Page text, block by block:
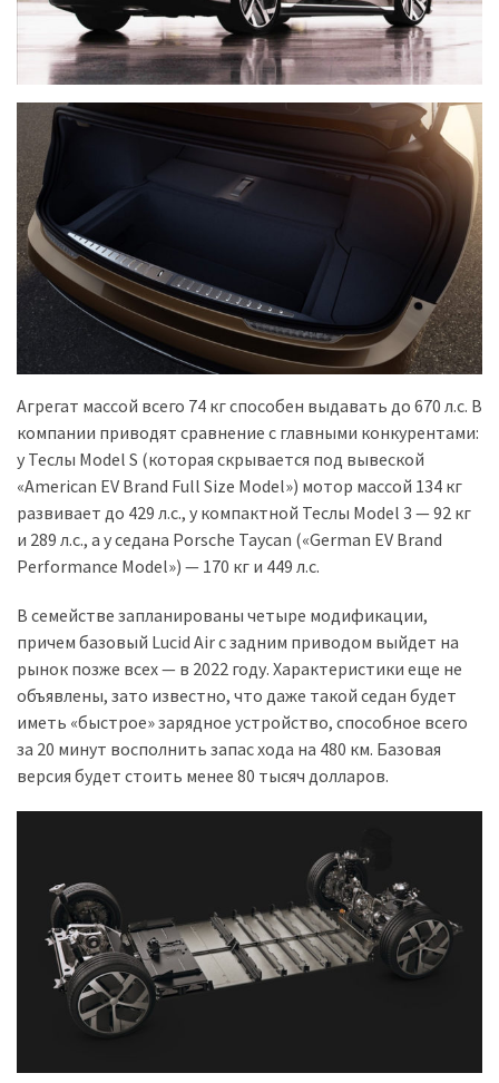
Агрегат массой всего 74 кг способен выдавать до 670 л.с. В
компании приводят сравнение с главными конкурентами:
у Теслы Model S (которая скрывается под вывеской
«American EV Brand Full Size Model») мотор массой 134 кг
развивает до 429 л.с., у компактной Теслы Model 3 — 92 кг
и 289 л.с., а у седана Porsche Taycan («German EV Brand
Performance Model») — 170 кг и 449 л.с.
В семействе запланированы четыре модификации,
причем базовый Lucid Air с задним приводом выйдет на
рынок позже всех — в 2022 году. Характеристики еще не
объявлены, зато известно, что даже такой седан будет
иметь «быстрое» зарядное устройство, способное всего
за 20 минут восполнить запас хода на 480 км. Базовая
версия будет стоить менее 80 тысяч долларов.